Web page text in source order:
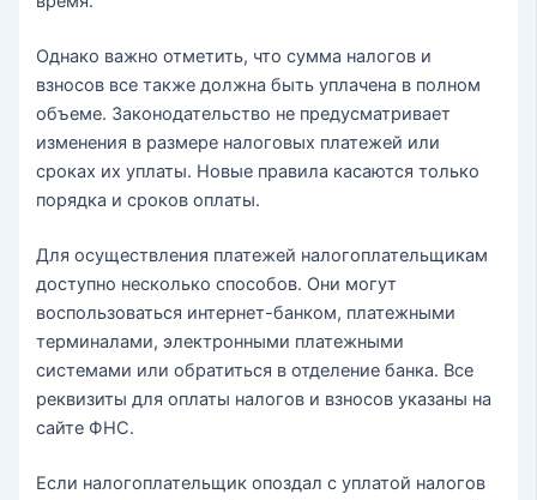
Однако важно отметить, что сумма налогов и
взносов все также должна быть уплачена в полном
объеме. Законодательство не предусматривает
изменения в размере налоговых платежей или
сроках их уплаты. Новые правила касаются только
порядка и сроков оплаты.
Для осуществления платежей налогоплательщикам
доступно несколько способов. Они могут
воспользоваться интернет-банком, платежными
терминалами, электронными платежными
системами или обратиться в отделение банка. Все
реквизиты для оплаты налогов и взносов указаны на
сайте ФНС.
Если налогоплательщик опоздал с уплатой налогов